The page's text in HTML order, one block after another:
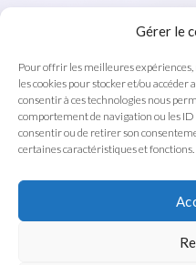
Gérer le
Pour offrir les meilleures
les cookies pour stocker et/ou
consentir à ces technologies nous
comportement de navigation ou les ID
consentir ou de retirer son
certaines caractéristiques et fonctions.